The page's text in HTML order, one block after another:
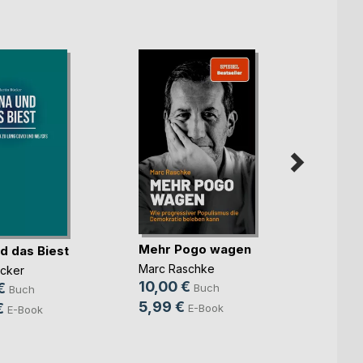
das Biest
Buch
E-Book
Mehr Pogo wagen
Marc Raschke
10,00 € Buch
5,99 € E-Book